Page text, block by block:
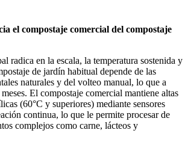
el compostaje comercial del compostaje
radica en la escala, la temperatura sostenida y
de jardín habitual depende de las
naturales y del volteo manual, lo que a
El compostaje comercial mantiene altas
(60°C y superiores) mediante sensores
continua, lo que le permite procesar de
complejos como carne, lácteos y